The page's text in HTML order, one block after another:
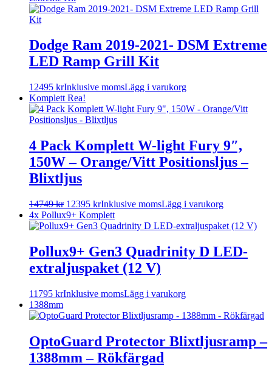
Dodge Ram 2019-2021- DSM Extreme
LED Ramp Grill Kit
12495 krInklusive momsLägg i varukorg
Komplett Rea!
4 Pack Komplett W-light Fury 9″,
150W – Orange/Vitt Positionsljus –
Blixtljus
14749kr 12395 krInklusive momsLägg i varukorg
4x Pollux9+ Komplett
Pollux9+ Gen3 Quadrinity D LED-
extraljuspaket (12 V)
11795 krInklusive momsLägg i varukorg
1388mm
OptoGuard Protector Blixtljusramp –
1388mm – Rökfärgad